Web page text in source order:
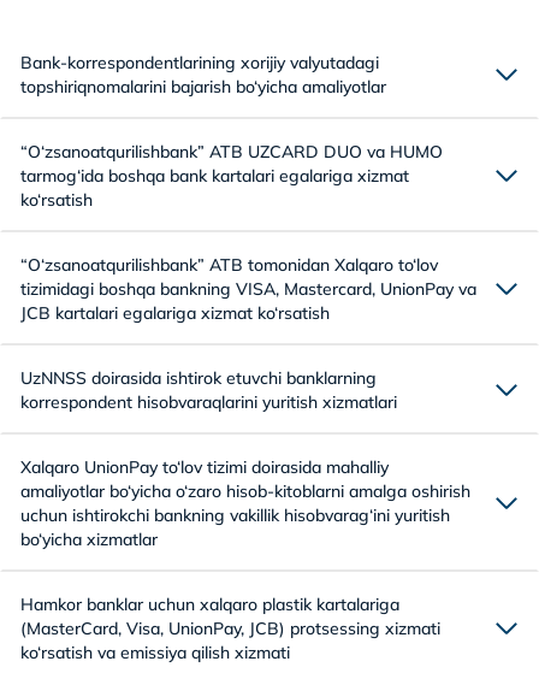
Bank-korrespondentlarining xorijiy valyutadagi
topshiriqnomalarini bajarish bo‘yicha amaliyotlar
“O‘zsanoatqurilishbank” ATB UZCARD DUO va HUMO
tarmog‘ida boshqa bank kartalari egalariga xizmat
ko‘rsatish
“O‘zsanoatqurilishbank” ATB tomonidan Xalqaro to‘lov
tizimidagi boshqa bankning VISA, Mastercard, UnionPay va
JCB kartalari egalariga xizmat ko‘rsatish
UzNNSS doirasida ishtirok etuvchi banklarning
korrespondent hisobvaraqlarini yuritish xizmatlari
Xalqaro UnionPay to‘lov tizimi doirasida mahalliy
amaliyotlar bo‘yicha o‘zaro hisob-kitoblarni amalga oshirish
uchun ishtirokchi bankning vakillik hisobvarag‘ini yuritish
bo‘yicha xizmatlar
Hamkor banklar uchun xalqaro plastik kartalariga
(MasterCard, Visa, UnionPay, JCB) protsessing xizmati
ko‘rsatish va emissiya qilish xizmati